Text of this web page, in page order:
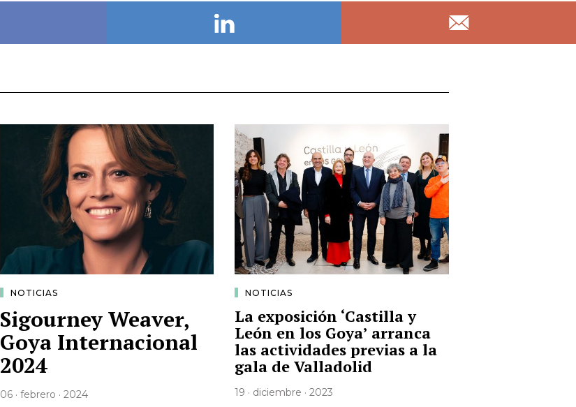
NOTICIAS
Sigourney Weaver,
Goya Internacional
2024
06 · febrero · 2024
NOTICIAS
La exposición ‘Castilla y
León en los Goya’ arranca
las actividades previas a la
gala de Valladolid
19 · diciembre · 2023